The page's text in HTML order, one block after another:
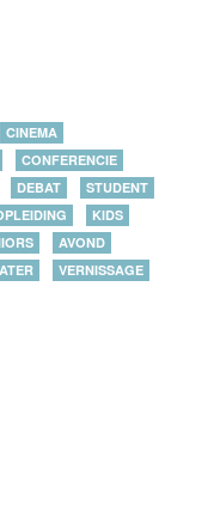
CINEMA
CONFERENCIE
DEBAT
STUDENT
KIDS
AVOND
VERNISSAGE